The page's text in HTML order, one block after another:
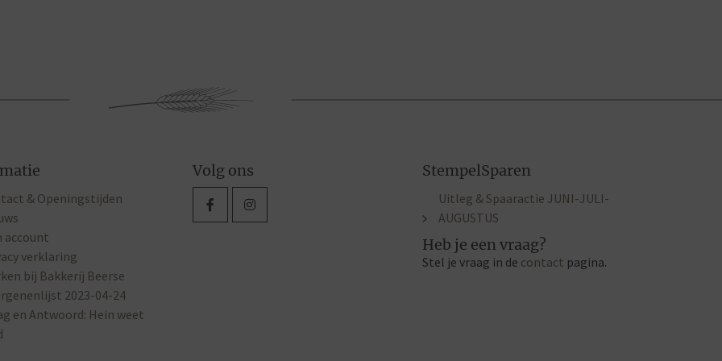
& Openingstijden
account
verklaring
bij Bakkerij Beerse
2023-04-24
en Antwoord: Hein weet
Volg ons StempelSparen
Uitleg & Spaaractie JUNI-JULI-
AUGUSTUS
Heb je een vraag?
Stel je vraag in de contact pagina.